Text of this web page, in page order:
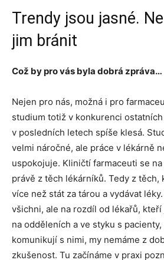
Trendy jsou jasné.
jim bránit
Což by pro vás byla dobrá zpráva…
Nejen pro nás, možná i pro
studium totiž v konkurenci
v posledních letech spíše klesá.
velmi náročné, ale práce v lékárně
uspokojuje. Kliničtí farmaceuti se
právě z těch lékárníků. Tedy z
více než stát za tárou a vydávat
všichni, ale na rozdíl od lékařů,
na odděleních a ve styku s
komunikují s nimi, my nemáme z
zkušenost. Tu začínáme v praxi